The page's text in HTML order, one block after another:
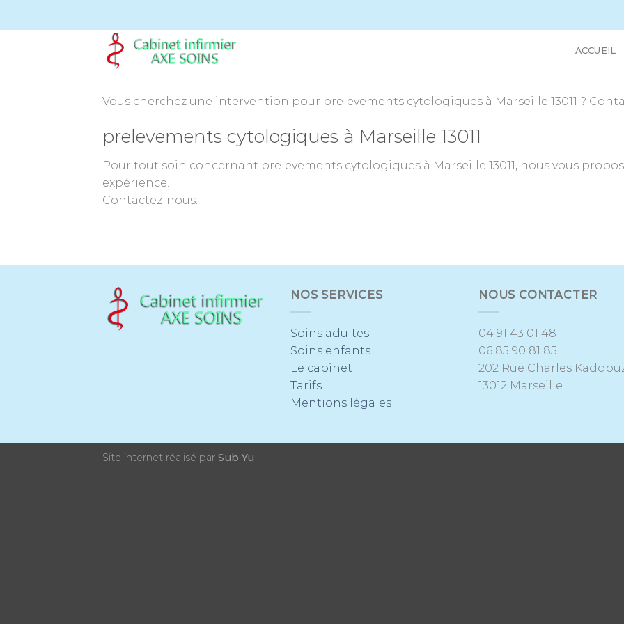
ACCUEIL
Vous cherchez une intervention pour prelevements cytologiques à Marseille 13011 ?
prelevements cytologiques à Marseille 13011
Pour tout soin concernant prelevements cytologiques à Marseille 13011, nous vous
expérience.
Contactez-nous.
NOS SERVICES
Soins adultes
Soins enfants
Le cabinet
Tarifs
Mentions légales
NOUS CONTACTER
04 91 43 01 48
06 85 90 81 85
202 Rue Charles
13012 Marseille
Site internet réalisé par Sub Yu